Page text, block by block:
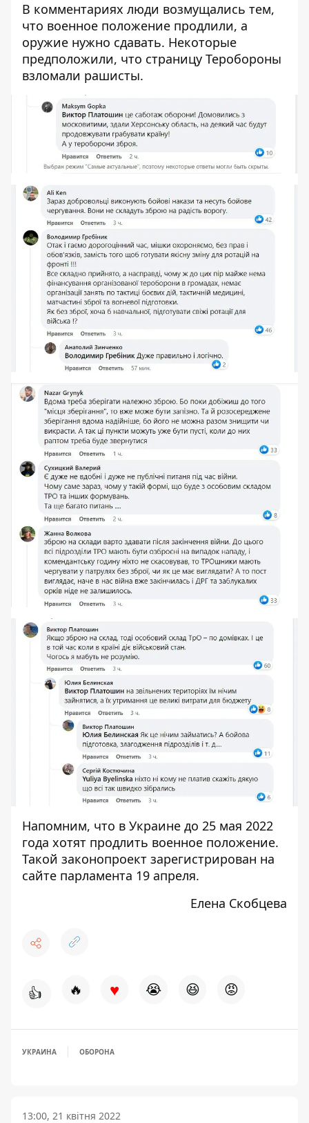
В комментариях люди возмущались тем,
что военное положение продлили, а
оружие нужно сдавать. Некоторые
предположили, что страницу Теробороны
взломали рашисты.
Напомним, что в Украине до 25 мая 2022
года хотят продлить военное положение.
Такой законопроект зарегистрирован на
сайте парламента 19 апреля.
Елена Скобцева
👍 🔥 ♥ 😭 😆 😡
УКРАИНА ОБОРОНА
13:00, 21 квітня 2022